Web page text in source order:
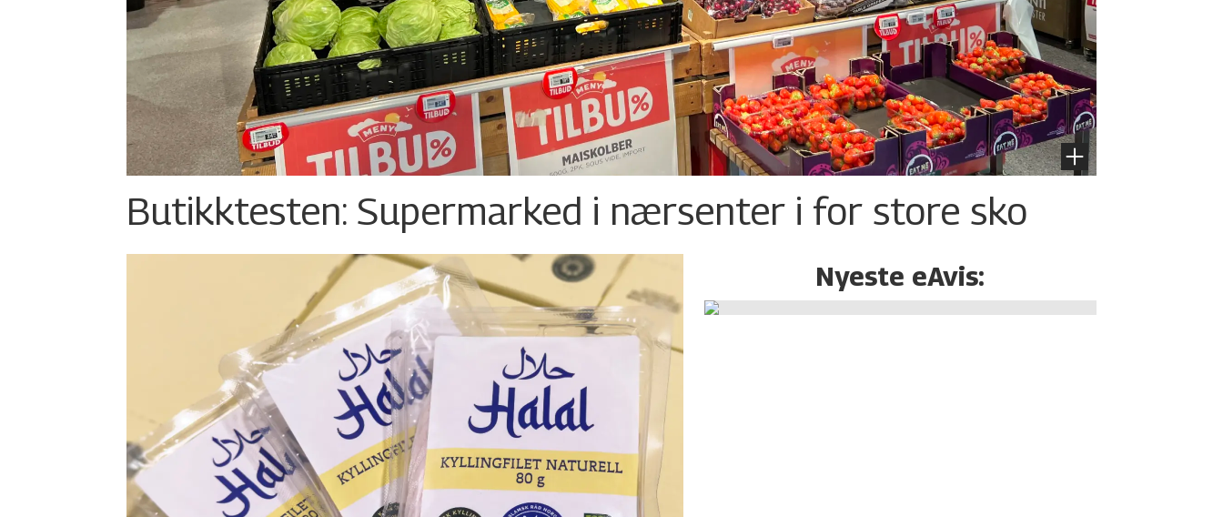
Butikktesten: Supermarked i nærsenter i for store sko
Nyeste eAvis: